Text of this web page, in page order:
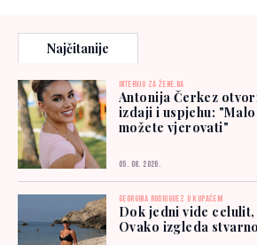
Najčitanije
INTERVJU ZA ŽENE.BA
Antonija Čerkez
izdaji i uspjehu:
možete vjerovati"
05. 08. 2026.
GEORGINA RODRIGUEZ U KUPAĆEM
Dok jedni vide
Ovako izgleda